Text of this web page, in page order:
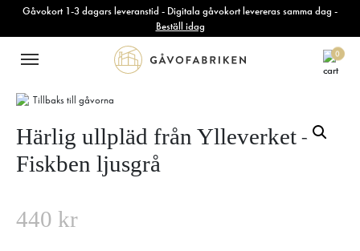
Gåvokort 1-3 dagars leveranstid - Digitala gåvokort levereras samma dag -
Beställ idag
0
Tillbaks till gåvorna
Härlig ullpläd från Ylleverket –
Fiskben ljusgrå
440 kr